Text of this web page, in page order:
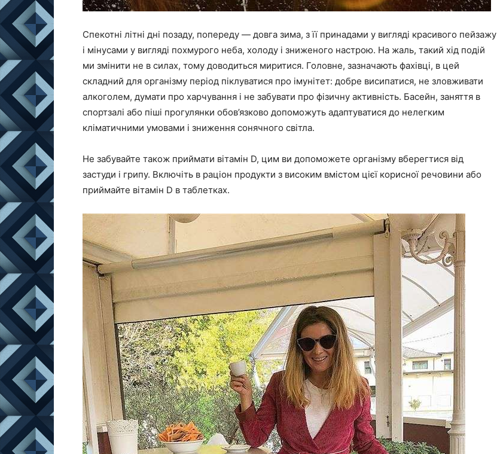
Спекотні літні дні позаду, попереду — довга зима, з її принадами у вигляді красивого пейзажу
і мінусами у вигляді похмурого неба, холоду і зниженого настрою. На жаль, такий хід подій
ми змінити не в силах, тому доводиться миритися. Головне, зазначають фахівці, в цей
складний для організму період піклуватися про імунітет: добре висипатися, не зловживати
алкоголем, думати про харчування і не забувати про фізичну активність. Басейн, заняття в
спортзалі або піші прогулянки обов’язково допоможуть адаптуватися до нелегким
кліматичними умовами і зниження сонячного світла.
Не забувайте також приймати вітамін D, цим ви допоможете організму вберегтися від
застуди і грипу. Включіть в раціон продукти з високим вмістом цієї корисної речовини або
приймайте вітамін D в таблетках.